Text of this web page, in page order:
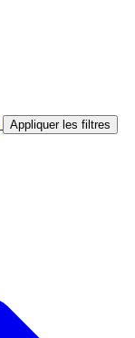
Appliquer les filtres